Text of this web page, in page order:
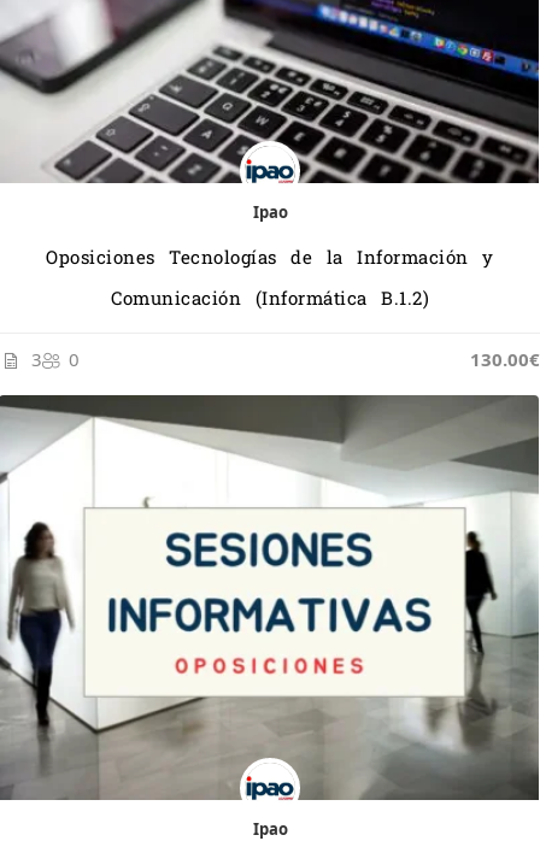
Ipao
Oposiciones Tecnologías de la Información y
Comunicación (Informática B.1.2)
3 0 130.00€
Ipao